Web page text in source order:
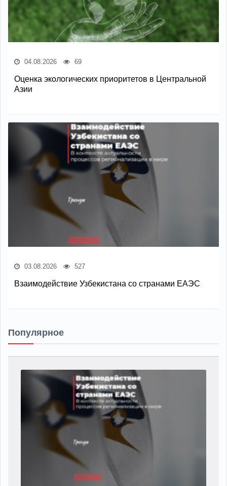
04.08.2026 69
Оценка экологических приоритетов в Центральной
Азии
03.08.2026 527
Взаимодействие Узбекистана со странами ЕАЭС
Популярное